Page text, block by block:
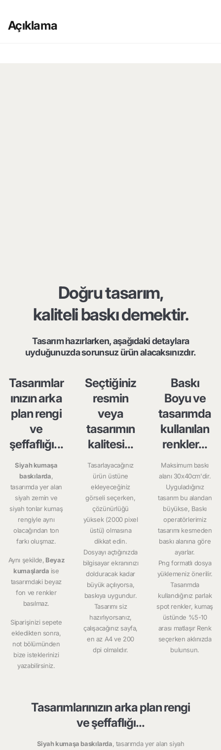
Açıklama
Doğru tasarım,
kaliteli baskı demektir.
Tasarım hazırlarken, aşağıdaki detaylara
uyduğunuzda sorunsuz ürün alacaksınızdır.
Tasarımlar
ınızın arka
plan rengi
ve
şeffaflığı...
Siyah kumaşa
baskılarda,
tasarımda yer alan
siyah zemin ve
siyah tonlar kumaş
rengiyle aynı
olacağından ton
farkı oluşmaz.
Aynı şekilde, Beyaz
kumaşlarda ise
tasarımdaki beyaz
fon ve renkler
basılmaz.
Siparişinizi sepete
ekledikten sonra,
not bölümünden
bize isteklerinizi
yazabilirsiniz.
Seçtiğiniz
resmin
veya
tasarımın
kalitesi...
Tasarlayacağınız
ürün üstüne
ekleyeceğiniz
görseli seçerken,
çözünürlüğü
yüksek (2000 pixel
üstü) olmasına
dikkat edin.
Dosyayı açtığınızda
bilgisayar ekranınızı
dolduracak kadar
büyük açılıyorsa,
baskıya uygundur.
Tasarımı siz
hazırlıyorsanız,
çalışacağınız sayfa,
en az A4 ve 200
dpi olmalıdır.
Baskı
Boyu ve
tasarımda
kullanılan
renkler...
Maksimum baskı
alanı 30x40cm'dir.
Uyguladığınız
tasarım bu alandan
büyükse, Baskı
operatörlerimiz
tasarımı kesmeden
baskı alanına göre
ayarlar.
Png formatlı dosya
yüklemeniz önerilir.
Tasarımda
kullandığınız parlak
spot renkler, kumaş
üstünde %5-10
arası matlaşır Renk
seçerken aklınızda
bulunsun.
Tasarımlarınızın arka plan rengi
ve şeffaflığı...
Siyah kumaşa baskılarda, tasarımda yer alan siyah